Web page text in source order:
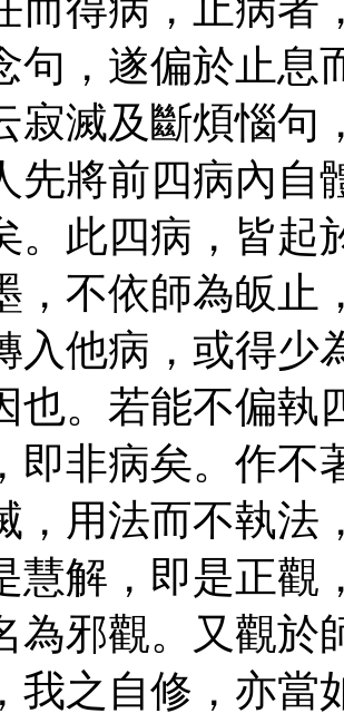
句，遂偏於止息
寂滅及斷煩惱句
先將前四病內自
。此四病，皆起
，不依師為皈止
入他病，或得少
也。若能不偏執
即非病矣。作不
，用法而不執法
慧解，即是正觀
為邪觀。又觀於
我之自修，亦當